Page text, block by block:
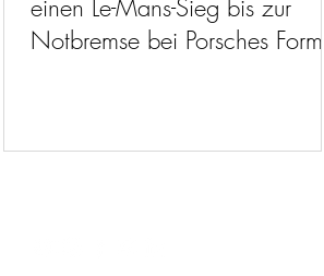
einen Le-Mans-Sieg bis zur
Notbremse bei Porsches Formel